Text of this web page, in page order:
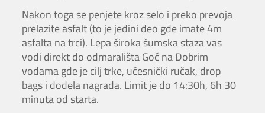
Nakon toga se penjete kroz selo i preko prevoja
prelazite asfalt (to je jedini deo gde imate 4m
asfalta na trci). Lepa široka šumska staza vas
vodi direkt do odmarališta Goč na Dobrim
vodama gde je cilj trke, učesnički ručak, drop
bags i dodela nagrada. Limit je do 14:30h, 6h 30
minuta od starta.